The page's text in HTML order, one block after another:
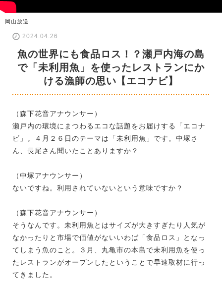
岡山放送
2024.04.26
魚の世界にも食品ロス！？瀬戸内海の島
で「未利用魚」を使ったレストランにか
ける漁師の思い【エコナビ】
（森下花音アナウンサー）
瀬戸内の環境にまつわるエコな話題をお届けする「エコナ
ビ」。４月２６日のテーマは「未利用魚」です。中塚さ
ん、長尾さん聞いたことありますか？
（中塚アナウンサー）
ないですね。利用されていないという意味ですか？
（森下花音アナウンサー）
そうなんです。未利用魚とはサイズが大きすぎたり人気が
なかったりと市場で価値がないいわば「食品ロス」となっ
てしまう魚のこと。３月、丸亀市の本島で未利用魚を使っ
たレストランがオープンしたということで早速取材に行っ
てきました。